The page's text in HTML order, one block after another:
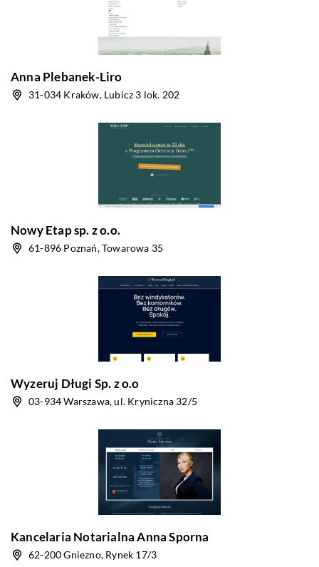
Anna Plebanek-Liro
31-034 Kraków, Lubicz 3 lok. 202
Nowy Etap sp. z o.o.
61-896 Poznań, Towarowa 35
Wyzeruj Długi Sp. z o.o
03-934 Warszawa, ul. Kryniczna 32/5
Kancelaria Notarialna Anna Sporna
62-200 Gniezno, Rynek 17/3